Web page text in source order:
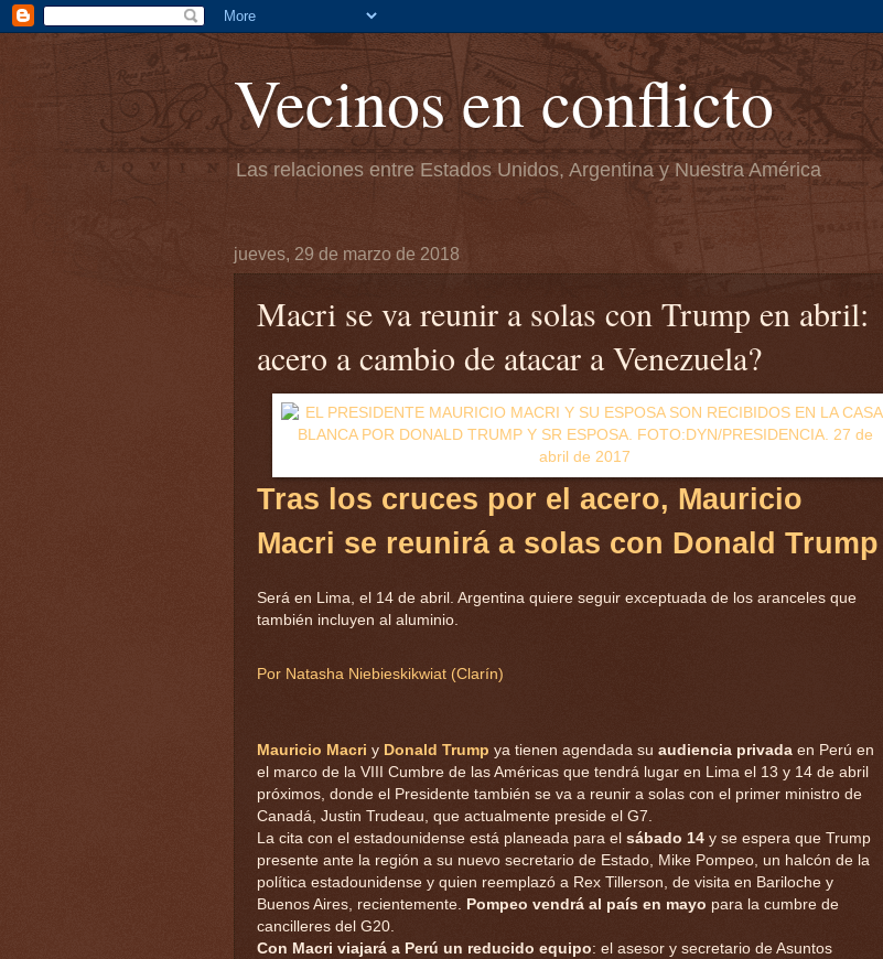
Vecinos en conflicto
Las relaciones entre Estados Unidos, Argentina y Nuestra América
jueves, 29 de marzo de 2018
Macri se va reunir a solas con Trump en abril:
acero a cambio de atacar a Venezuela?
Tras los cruces por el acero, Mauricio
Macri se reunirá a solas con Donald Trump
Será en Lima, el 14 de abril. Argentina quiere seguir exceptuada de los aranceles que
también incluyen al aluminio.
Por Natasha Niebieskikwiat (Clarín)
Mauricio Macri y Donald Trump ya tienen agendada su audiencia privada en Perú en
el marco de la VIII Cumbre de las Américas que tendrá lugar en Lima el 13 y 14 de abril
próximos, donde el Presidente también se va a reunir a solas con el primer ministro de
Canadá, Justin Trudeau, que actualmente preside el G7.
La cita con el estadounidense está planeada para el sábado 14 y se espera que Trump
presente ante la región a su nuevo secretario de Estado, Mike Pompeo, un halcón de la
política estadounidense y quien reemplazó a Rex Tillerson, de visita en Bariloche y
Buenos Aires, recientemente.
Pompeo vendrá al país en mayo para la cumbre de
cancilleres del G20.
Con Macri viajará a Perú un reducido equipo: el asesor y secretario de Asuntos